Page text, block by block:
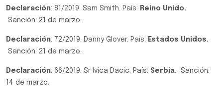
Declaración: 81/2019. Sam Smith. País: Reino Unido.
Sanción: 21 de marzo.
Declaración: 72/2019. Danny Glover. País: Estados Unidos.
Sanción: 21 de marzo.
Declaración: 66/2019. Sr Ivica Dacic. País: Serbia. Sanción:
14 de marzo.